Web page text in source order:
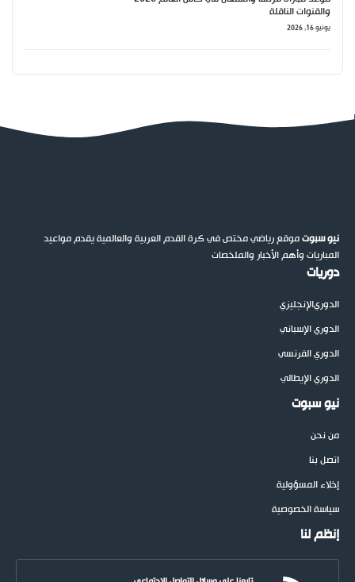
والقنوات الناقلة
يونيو 16, 2026
نيو سبوتموقع رياضي مختص في كرة القدم العربية والعالمية يقدم مواعيد
المباريات وأهم الأخبار والملخصات
دوريات
الدوريالإنجليزي
الدوري الإسباني
الدوري الفرنسي
الدوري الإيطالي
نيو سبوت
من نحن
اتصل بنا
إخلاء المسؤولية
سياسة الخصوصية
إنظم لنا